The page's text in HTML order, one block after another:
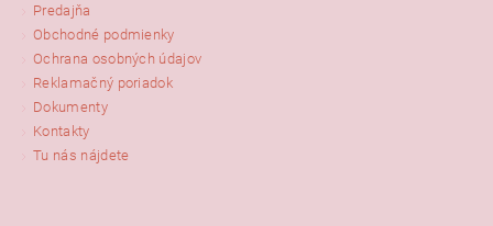
Predajňa
Obchodné podmienky
Ochrana osobných údajov
Reklamačný poriadok
Dokumenty
Kontakty
Tu nás nájdete